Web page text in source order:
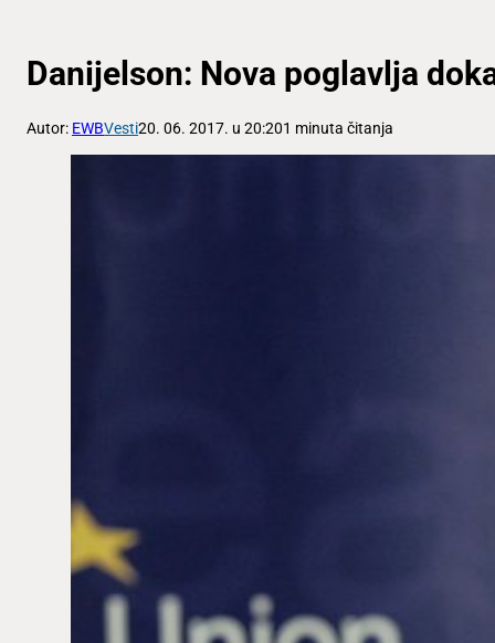
Danijelson: Nova poglavlja
Autor: EWBVesti20. 06. 2017. u 20:201 minuta čitanja